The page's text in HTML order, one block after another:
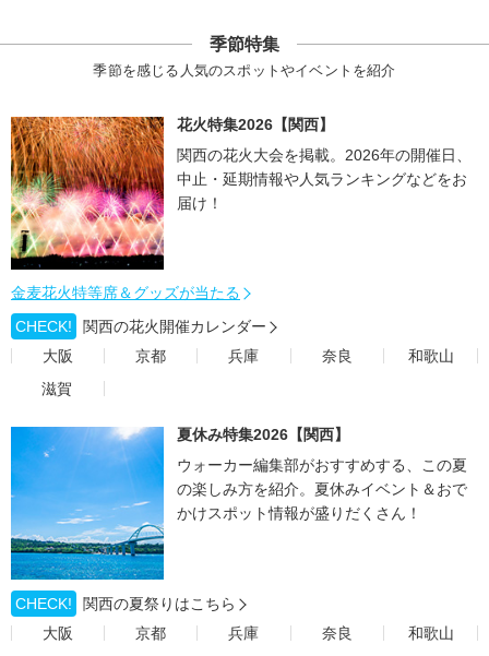
季節特集
季節を感じる人気のスポットやイベントを紹介
花火特集2026【関西】
関西の花火大会を掲載。2026年の開催日、
中止・延期情報や人気ランキングなどをお
届け！
金麦花火特等席＆グッズが当たる
CHECK!
関西の花火開催カレンダー
大阪
京都 兵庫 奈良
和歌山
滋賀
夏休み特集2026【関西】
ウォーカー編集部がおすすめする、この夏
の楽しみ方を紹介。夏休みイベント＆おで
かけスポット情報が盛りだくさん！
CHECK!
関西の夏祭りはこちら
大阪
京都 兵庫 奈良
和歌山